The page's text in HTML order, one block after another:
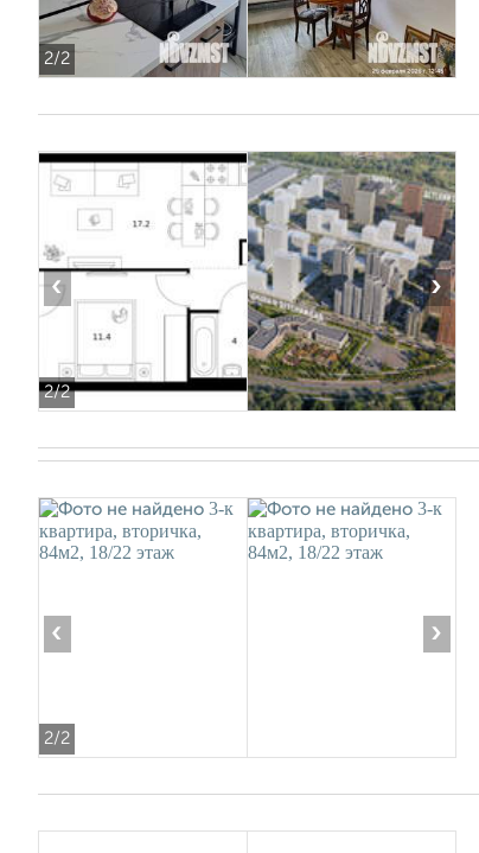
2/2
2/2
‹ ›
2/2
‹ ›